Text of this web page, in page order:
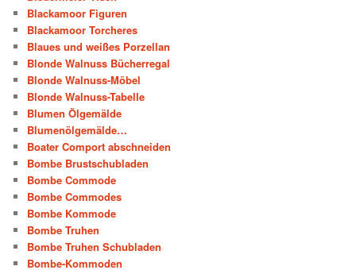
Blackamoor Figuren
Blackamoor Torcheres
Blaues und weißes Porzellan
Blonde Walnuss Bücherregal
Blonde Walnuss-Möbel
Blonde Walnuss-Tabelle
Blumen Ölgemälde
Blumenölgemälde…
Boater Comport abschneiden
Bombe Brustschubladen
Bombe Commode
Bombe Commodes
Bombe Kommode
Bombe Truhen
Bombe Truhen Schubladen
Bombe-Kommoden